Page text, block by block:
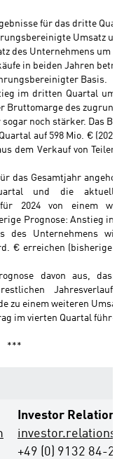
für das dritte
Umsatz um
des Unternehmens um 7
in beiden Jahren
Basis.
im dritten Quartal um
Bruttomarge des
noch stärker. Das
auf 598 Mio. € (2023:
dem Verkauf von Teilen
das Gesamtjahr
und die aktuelle
2024 von einem
Prognose: Anstieg im
des Unternehmens
€ erreichen (bisherige
davon aus,
Jahresverlauf
zu einem weiteren
im vierten Quartal
***
Investor Relations
+49 (0) 9132 84-